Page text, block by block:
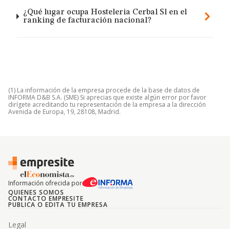
¿Qué lugar ocupa Hosteleria Cerbal Sl en el
ranking de facturación nacional?
(1) La información de la empresa procede de la base de datos de
INFORMA D&B S.A. (SME) Si aprecias que existe algún error por favor
dirígete acreditando tu representación de la empresa a la dirección
Avenida de Europa, 19, 28108, Madrid.
Información ofrecida por
QUIENES SOMOS
CONTACTO EMPRESITE
PUBLICA O EDITA TU EMPRESA
Legal